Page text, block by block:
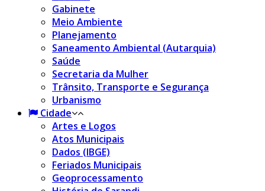
Gabinete
Meio Ambiente
Planejamento
Saneamento Ambiental (Autarquia)
Saúde
Secretaria da Mulher
Trânsito, Transporte e Segurança
Urbanismo
Cidade
Artes e Logos
Atos Municipais
Dados (IBGE)
Feriados Municipais
Geoprocessamento